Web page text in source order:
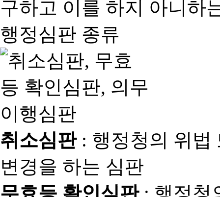
구하고 이를 하지 아니하
행정심판 종류
취소심판: 행정청의 위법
변경을 하는 심판